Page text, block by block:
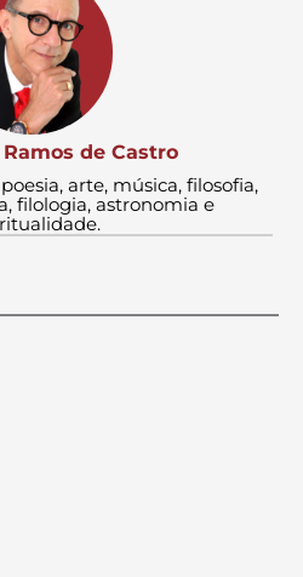
de Castro
arte, música, filosofia,
filologia, astronomia e